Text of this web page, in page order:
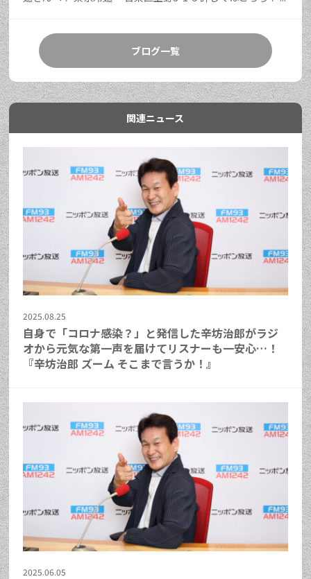
ブログ一覧
関連ニュース
2025.08.25
自身で「コロナ感染？」と発信した辛坊治郎がラジ
オから元気な第一声を届けてリスナーも一安心…！
『辛坊治郎 ズーム そこまで言うか！』
2025.06.05